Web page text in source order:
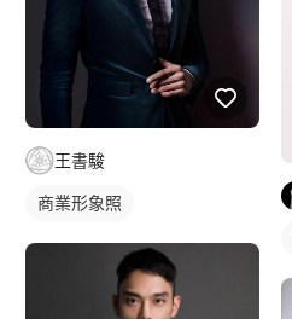
王書駿
商業形象照